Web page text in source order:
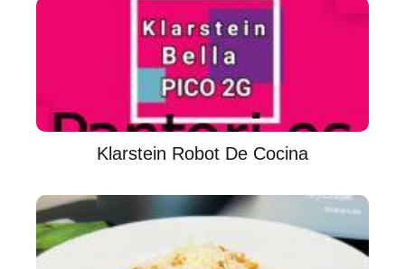
Klarstein Robot De Cocina